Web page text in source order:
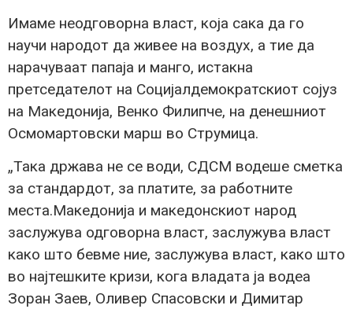
Имаме неодговорна власт, која сака да го
научи народот да живее на воздух, а тие да
нарачуваат папаја и манго, истакна
претседателот на Социјалдемократскиот сојуз
на Македонија, Венко Филипче, на денешниот
Осмомартовски марш во Струмица.
„Така држава не се води, СДСМ водеше сметка
за стандардот, за платите, за работните
места.Македонија и македонскиот народ
заслужува одговорна власт, заслужува власт
како што бевме ние, заслужува власт, како што
во најтешките кризи, кога владата ја водеа
Зоран Заев, Оливер Спасовски и Димитар